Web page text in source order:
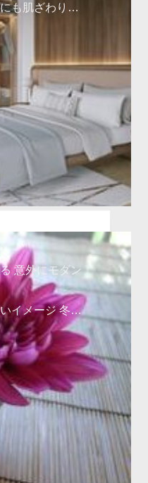
も肌ざわり…
意外にモダン
イメージ 冬…